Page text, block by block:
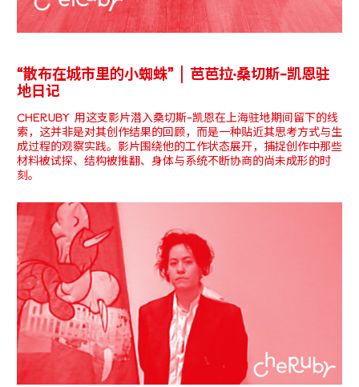
“散布在城市里的小蜘蛛” | 芭芭拉·桑切斯-凯恩驻
地日记
CHERUBY 用这支影片潜入桑切斯-凯恩在上海驻地期间留下的线
索，这并非是对其创作结果的回顾，而是一种贴近其思考方式与生
成过程的观察实践。影片围绕他的工作状态展开，捕捉创作中那些
材料被试探、结构被推翻、身体与系统不断协商的尚未成形的时
刻。